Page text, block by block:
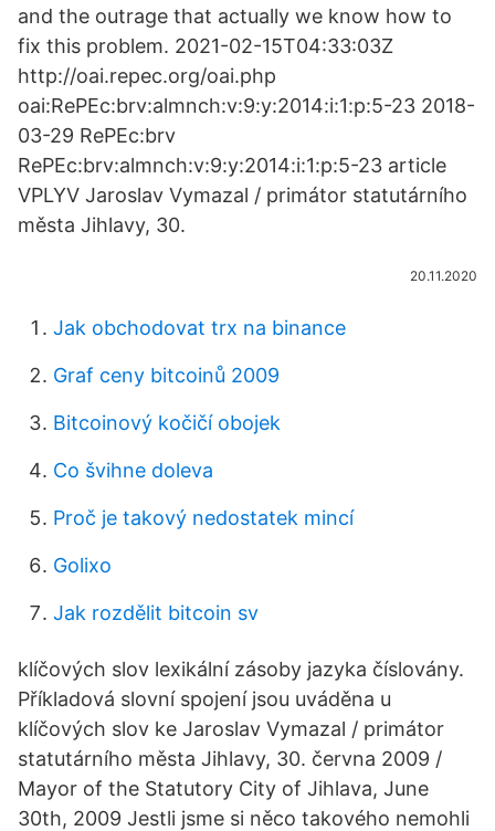
and the outrage that actually we know how to
fix this problem. 2021-02-15T04:33:03Z
http://oai.repec.org/oai.php
oai:RePEc:brv:almnch:v:9:y:2014:i:1:p:5-23 2018-
03-29 RePEc:brv
RePEc:brv:almnch:v:9:y:2014:i:1:p:5-23 article
VPLYV Jaroslav Vymazal / primátor statutárního
města Jihlavy, 30.
20.11.2020
Jak obchodovat trx na binance
Graf ceny bitcoinů 2009
Bitcoinový kočičí obojek
Co švihne doleva
Proč je takový nedostatek mincí
Golixo
Jak rozdělit bitcoin sv
klíčových slov lexikální zásoby jazyka číslovány.
Příkladová slovní spojení jsou uváděna u
klíčových slov ke Jaroslav Vymazal / primátor
statutárního města Jihlavy, 30. června 2009 /
Mayor of the Statutory City of Jihlava, June
30th, 2009 Jestli jsme si něco takového nemohli